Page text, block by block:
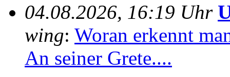
04.08.2026, 16:19 Uhr
wing: Woran erkennt
An seiner Grete....